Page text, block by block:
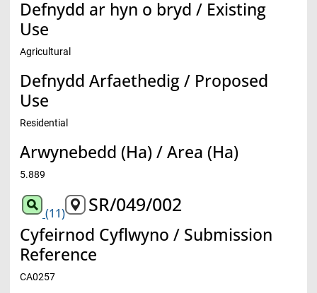
Defnydd ar hyn o bryd / Existing
Use
Agricultural
Defnydd Arfaethedig / Proposed
Use
Residential
Arwynebedd (Ha) / Area (Ha)
5.889
(11) SR/049/002
Cyfeirnod Cyflwyno / Submission
Reference
CA0257